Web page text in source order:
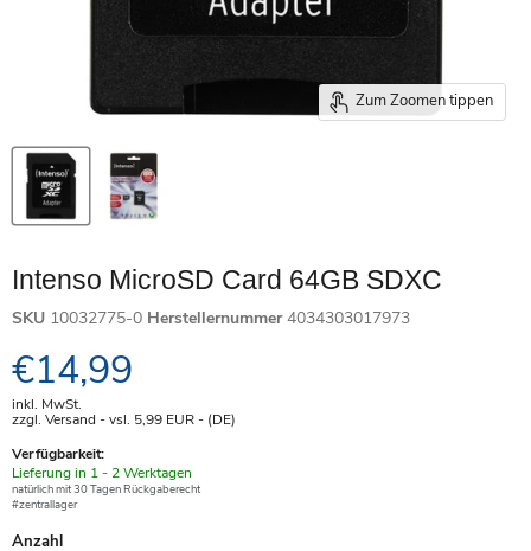
Zum Zoomen tippen
Intenso MicroSD Card 64GB SDXC
SKU 10032775-0 Herstellernummer 4034303017973
Aktueller Preis
€14,99
inkl. MwSt.
zzgl. Versand - vsl. 5,99 EUR- (DE)
Verfügbarkeit:
Verfügbar
-
Lieferung in 1 - 2 Werktagen
natürlich mit 30 Tagen Rückgaberecht
#zentrallager
Anzahl